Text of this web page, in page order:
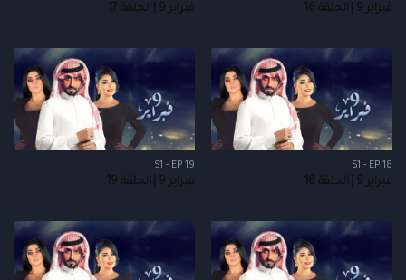
فبراير 9 | الحلقة 16 فبراير 9 | الحلقة 17
S1 - EP 18
فبراير 9 | الحلقة 18
S1 - EP 19
فبراير 9 | الحلقة 19